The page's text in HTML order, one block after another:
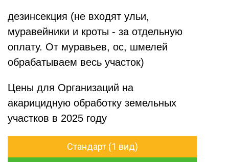
дезинсекция (не входят ульи,
муравейники и кроты - за отдельную
оплату. От муравьев, ос, шмелей
обрабатываем весь участок)
Цены для Организаций на
акарицидную обработку земельных
участков в 2025 году
Стандарт (1 вид)